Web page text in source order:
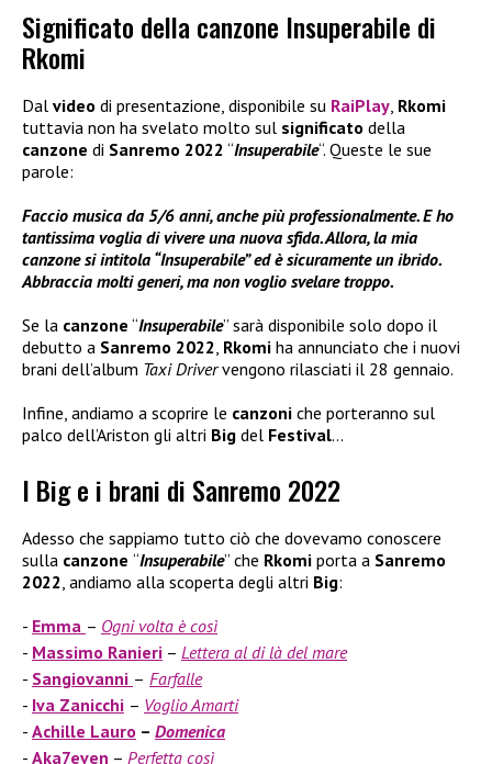
Significato della canzone Insuperabile di
Rkomi
Dal video di presentazione, disponibile su RaiPlay Rkomi
tuttavia non ha svelato molto sul significato della
canzone di Sanremo 2022 “Insuperabile“. Queste le sue
parole:
Faccio musica da 5/6 anni, anche più professionalmente. E ho
tantissima voglia di vivere una nuova sfida. Allora, la mia
canzone si intitola “Insuperabile” ed è sicuramente un ibrido.
Abbraccia molti generi, ma non voglio svelare troppo.
Se la canzone “Insuperabile” sarà disponibile solo dopo il
debutto a Sanremo 2022 Rkomi ha annunciato che i nuovi
brani dell’album Taxi Drivervengono rilasciati il 28 gennaio.
Infine, andiamo a scoprire le canzoni che porteranno sul
palco dell’Ariston gli altri Big del Festival…
I Big e i brani di Sanremo 2022
Adesso che sappiamo tutto ciò che dovevamo conoscere
sulla canzone “Insuperabile” che Rkomi porta a Sanremo
2022, andiamo alla scoperta degli altri Big:
Emma – Ogni volta è così
Massimo Ranieri – Lettera al di là del mare
Sangiovanni – Farfalle
Iva Zanicchi – Voglio Amarti
Achille Lauro – Domenica
Aka7even – Perfetta così